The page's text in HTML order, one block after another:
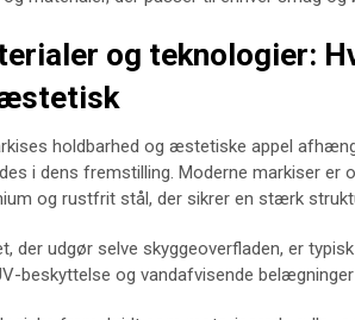
og teknologier:
holdbarhed og æstetiske appel
i dens fremstilling. Moderne markiser
og rustfrit stål, der sikrer en stærk
der udgør selve skyggeoverfladen, er
beskyttelse og vandafvisende